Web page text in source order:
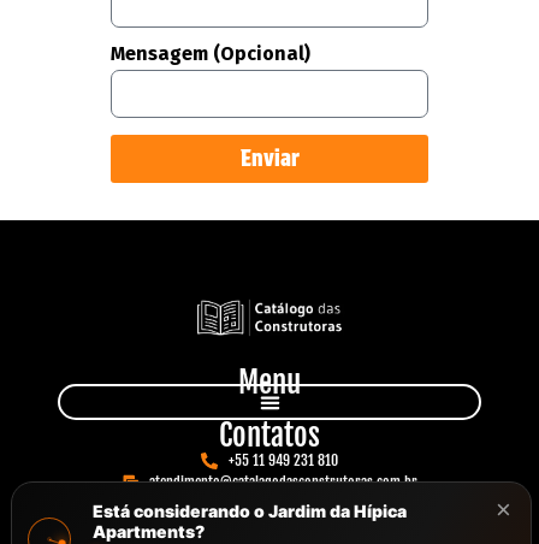
Mensagem (Opcional)
Enviar
Menu
Contatos
+55 11 949 231 810
atendimento@catalagodasconstrutoras.com.br
Avenida Paulista, 777, Sala 102
Está considerando o Jardim da Hípica
Apartments?
×